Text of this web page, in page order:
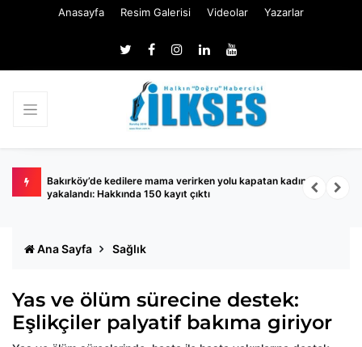
Anasayfa Resim Galerisi Videolar Yazarlar
Bakırköy’de kedilere mama verirken yolu kapatan kadın
yakalandı: Hakkında 150 kayıt çıktı
Ana Sayfa Sağlık
Yas ve ölüm sürecine destek:
Eşlikçiler palyatif bakıma giriyor